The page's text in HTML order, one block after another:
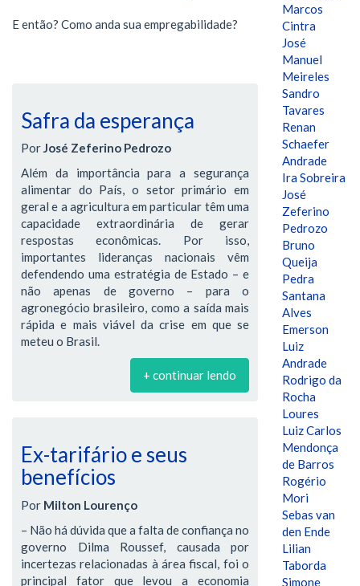
E então? Como anda sua empregabilidade?
Safra da esperança
PorJosé Zeferino Pedrozo
Além da importância para a segurança
alimentar do País, o setor primário em
geral e a agricultura em particular têm uma
capacidade extraordinária de gerar
respostas econômicas. Por isso,
importantes lideranças nacionais vêm
defendendo uma estratégia de Estado – e
não apenas de governo – para o
agronegócio brasileiro, como a saída mais
rápida e mais viável da crise em que se
meteu o Brasil.
+ continuar lendo
Ex-tarifário e seus
benefícios
Por Milton Lourenço
– Não há dúvida que a falta de confiança no
governo Dilma Roussef, causada por
incertezas relacionadas à área fiscal, foi o
principal fator que levou a economia
Marcos
Cintra
José
Manuel
Meireles
Sandro
Tavares
Renan
Schaefer
Andrade
Ira Sobreira
José
Zeferino
Pedrozo
Bruno
Queija
Pedra
Santana
Alves
Emerson
Luiz
Andrade
Rodrigo da
Rocha
Loures
Luiz Carlos
Mendonça
de Barros
Rogério
Mori
Sebas van
den Ende
Lilian
Taborda
Simone